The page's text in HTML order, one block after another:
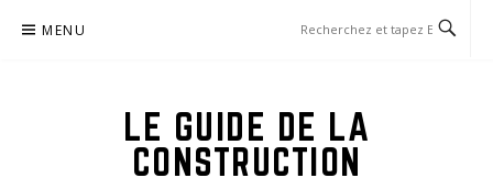
MENU
LE GUIDE DE LA
CONSTRUCTION